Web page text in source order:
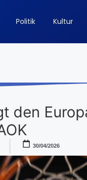
Politik Kultur
den
30/04/2026